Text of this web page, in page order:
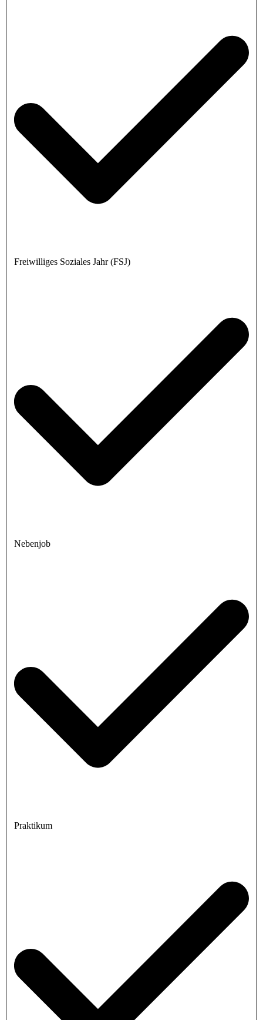
Freiwilliges Soziales Jahr (FSJ)
Nebenjob
Praktikum